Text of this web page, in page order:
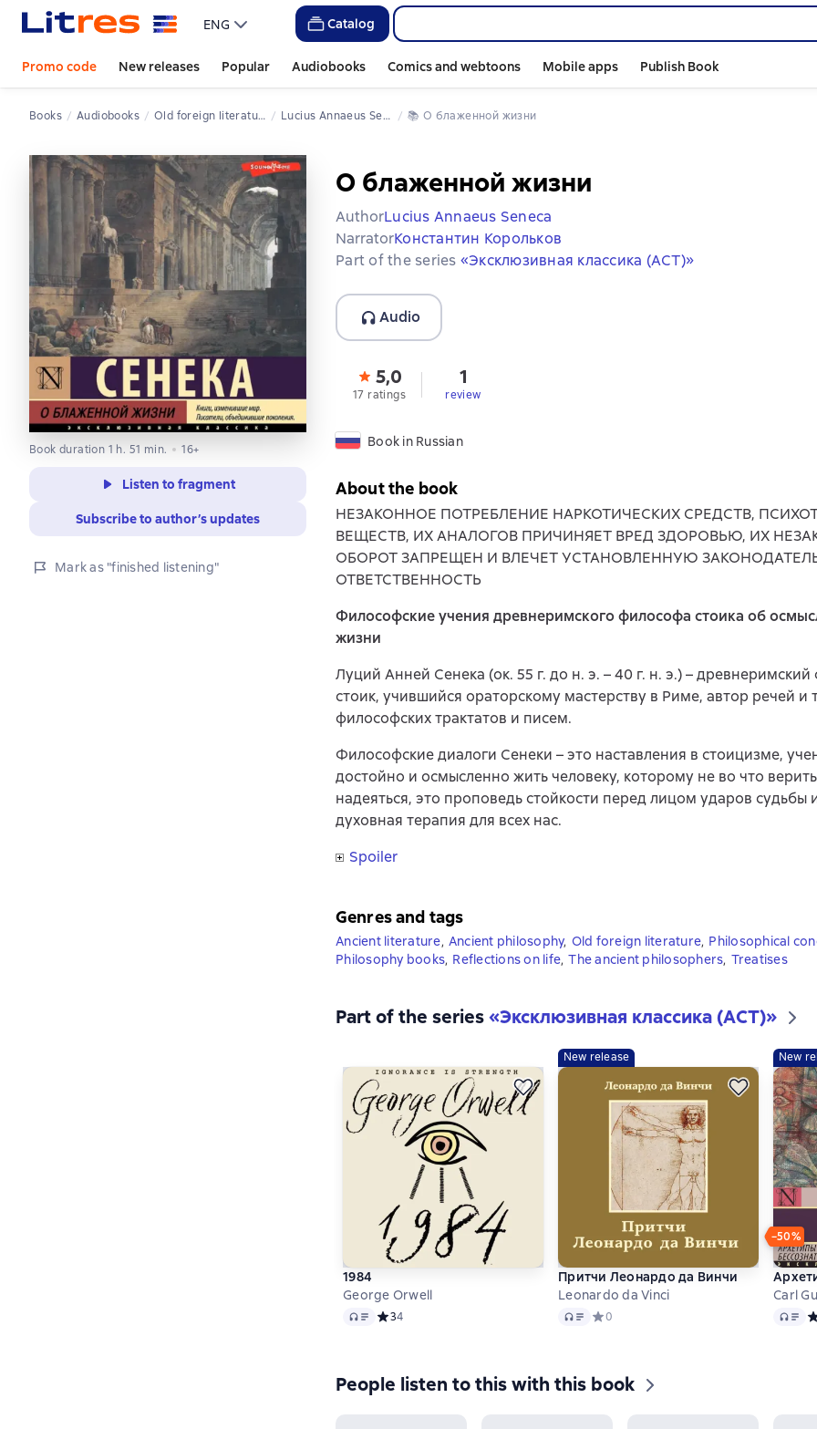
ENG Catalog
Promo code New releases Popular Audiobooks Comics and webtoons Mobile apps Publish Book
Books Audiobooks Old foreign literature Lucius Annaeus Seneca 📚 О блаженной жизни
Book duration 1 h. 51 min. 16+
Listen to fragment
Subscribe to author’s updates
Mark as "finished listening"
О блаженной жизни
AuthorLucius Annaeus Seneca
NarratorКонстантин Корольков
Part of the series «Эксклюзивная классика (АСТ)»
Audio
5,0
17 ratings
1
review
Book in Russian
About the book
НЕЗАКОННОЕ ПОТРЕБЛЕНИЕ НАРКОТИЧЕСКИХ СРЕДСТВ,
ВЕЩЕСТВ, ИХ АНАЛОГОВ ПРИЧИНЯЕТ ВРЕД ЗДОРОВЬЮ, ИХ
ОБОРОТ ЗАПРЕЩЕН И ВЛЕЧЕТ УСТАНОВЛЕННУЮ
ОТВЕТСТВЕННОСТЬ
Философские учения древнеримского философа стоика об
жизни
Луций Анней Сенека (ок. 55 г. до н. э. – 40 г. н. э.) –
стоик, учившийся ораторскому мастерству в Риме, автор речей и
философских трактатов и писем.
Философские диалоги Сенеки – это наставления в стоицизме,
достойно и осмысленно жить человеку, которому не во что
надеяться, это проповедь стойкости перед лицом ударов судьбы
духовная терапия для всех нас.
Spoiler
Genres and tags
Ancient literature, Ancient philosophy, Old foreign literature, Philosophical
Philosophy books, Reflections on life, The ancient philosophers, Treatises
Part of the series«Эксклюзивная классика (АСТ)»
1984
George Orwell
Audio Средний рейтинг 3 на основе 4 оценок
34
New release
Притчи Леонардо да Винчи
Leonardo da Vinci
Audio Средний рейтинг 0 на основе 0 оценок
0
New
−50%
Carl
Audio
People listen to this with this book